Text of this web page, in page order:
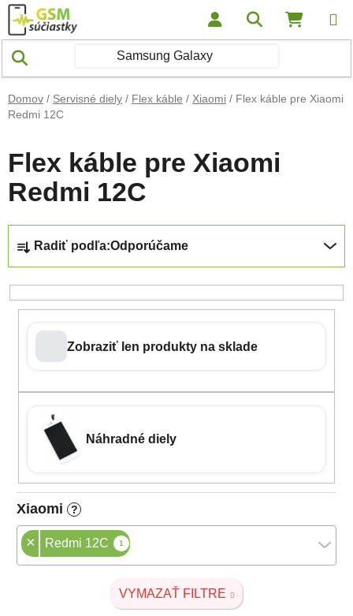
Prejsť na obsah Hľadať
Domov / Servisné diely / Flex káble / Xiaomi / Flex káble pre Xiaomi
Redmi 12C
Flex káble pre Xiaomi
Redmi 12C
Radiť podľa:Odporúčame
Zobraziť len produkty na sklade
Náhradné diely
Xiaomi ?
× Redmi 12C 1
VYMAZAŤ FILTRE